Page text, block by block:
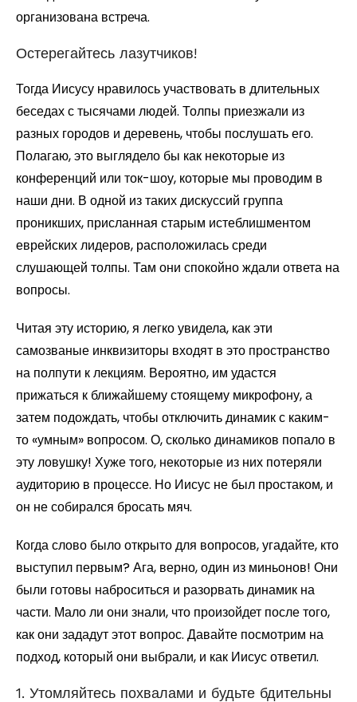
организована встреча.
Остерегайтесь лазутчиков!
Тогда Иисусу нравилось участвовать в длительных
беседах с тысячами людей. Толпы приезжали из
разных городов и деревень, чтобы послушать его.
Полагаю, это выглядело бы как некоторые из
конференций или ток-шоу, которые мы проводим в
наши дни. В одной из таких дискуссий группа
проникших, присланная старым истеблишментом
еврейских лидеров, расположилась среди
слушающей толпы. Там они спокойно ждали ответа на
вопросы.
Читая эту историю, я легко увидела, как эти
самозваные инквизиторы входят в это пространство
на полпути к лекциям. Вероятно, им удастся
прижаться к ближайшему стоящему микрофону, а
затем подождать, чтобы отключить динамик с каким-
то «умным» вопросом. О, сколько динамиков попало в
эту ловушку! Хуже того, некоторые из них потеряли
аудиторию в процессе. Но Иисус не был простаком, и
он не собирался бросать мяч.
Когда слово было открыто для вопросов, угадайте, кто
выступил первым? Ага, верно, один из миньонов! Они
были готовы наброситься и разорвать динамик на
части. Мало ли они знали, что произойдет после того,
как они зададут этот вопрос. Давайте посмотрим на
подход, который они выбрали, и как Иисус ответил.
1. Утомляйтесь похвалами и будьте бдительны